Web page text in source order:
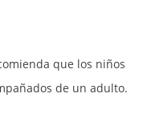
que los niños
de un adulto.